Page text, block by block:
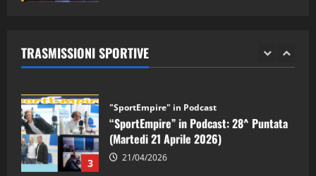
TRASMISSIONI SPORTIVE
2 28/04/2026
3
“SportEmpire” in Podcast: 28^ Puntata
(Martedi 21 Aprile 2026)
21/04/2026